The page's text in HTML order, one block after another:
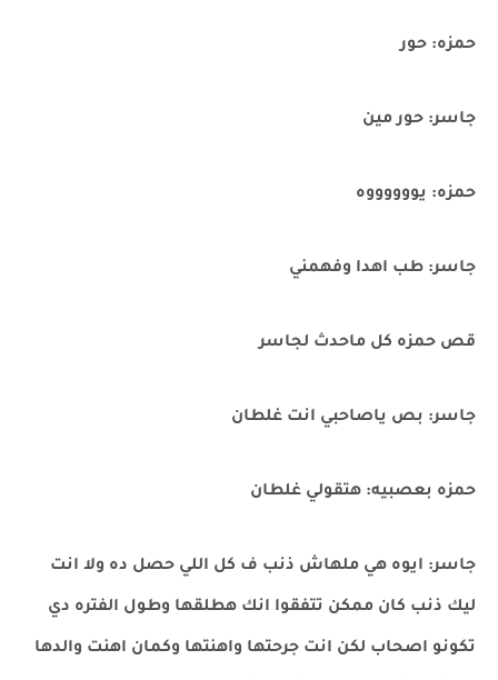
حمزه: حور
جاسر: حور مين
حمزه: يووووووه
جاسر: طب اهدا وفهمني
قص حمزه كل ماحدث لجاسر
جاسر: بص ياصاحبي انت غلطان
حمزه بعصبيه: هتقولي غلطان
جاسر: ايوه هي ملهاش ذنب ف كل اللي حصل ده ولا انت
ليك ذنب كان ممكن تتفقوا انك هطلقها وطول الفتره دي
تكونو اصحاب لكن انت جرحتها واهنتها وكمان اهنت والدها